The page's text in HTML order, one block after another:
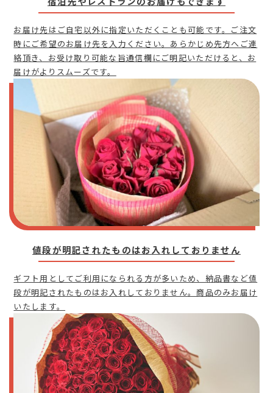
お届け先はご自宅以外に指定いただくことも可能です。ご注文
時にご希望のお届け先を入力ください。あらかじめ先方へご連
絡頂き、お受け取り可能な旨通信欄にご明記いただけると、お
届けがよりスムーズです。
値段が明記されたものはお入れしておりません
ギフト用としてご利用になられる方が多いため、納品書など値
段が明記されたものはお入れしておりません。商品のみお届け
いたします。